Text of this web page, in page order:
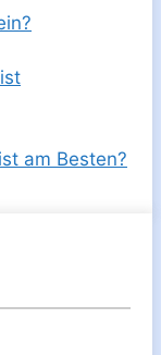
am Besten?